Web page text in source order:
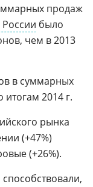
продаж
России было
чем в 2013
в суммарных
2014 г.
рынка
(+47%)
(+26%).